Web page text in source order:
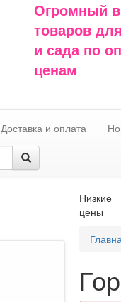
Огромный
товаров
и сада по
ценам
Доставка и оплата
Низкие
цены